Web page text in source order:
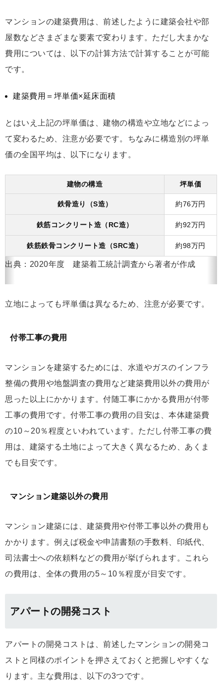
マンションの建築費用は、前述したように建築会社や部
屋数などさまざまな要素で変わります。ただし大まかな
費用については、以下の計算方法で計算することが可能
です。
建築費用＝坪単価×延床面積
とはいえ上記の坪単価は、建物の構造や立地などによっ
て変わるため、注意が必要です。ちなみに構造別の坪単
価の全国平均は、以下になります。
建物の構造 坪単価
鉄骨造り（S造） 約76万円
鉄筋コンクリート造（RC造） 約92万円
鉄筋鉄骨コンクリート造（SRC造） 約98万円
出典：2020年度 建築着工統計調査から著者が作成
立地によっても坪単価は異なるため、注意が必要です。
付帯工事の費用
マンションを建築するためには、水道やガスのインフラ
整備の費用や地盤調査の費用など建築費用以外の費用が
思った以上にかかります。付随工事にかかる費用が付帯
工事の費用です。付帯工事の費用の目安は、本体建築費
の10～20％程度といわれています。ただし付帯工事の費
用は、建築する土地によって大きく異なるため、あくま
でも目安です。
マンション建築以外の費用
マンション建築には、建築費用や付帯工事以外の費用も
かかります。例えば税金や申請書類の手数料、印紙代、
司法書士への依頼料などの費用が挙げられます。これら
の費用は、全体の費用の5～10％程度が目安です。
アパートの開発コスト
アパートの開発コストは、前述したマンションの開発コ
ストと同様のポイントを押さえておくと把握しやすくな
ります。主な費用は、以下の3つです。